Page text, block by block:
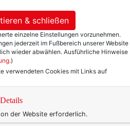
BEAUTY &
zur
ist schön.
& schließen
einzelne Einstellungen vorzunehmen.
jederzeit im Fußbereich unserer Website
wieder abwählen. Ausführliche Hinweise
.)
verwendeten Cookies mit Links auf
Details
der Website erforderlich.